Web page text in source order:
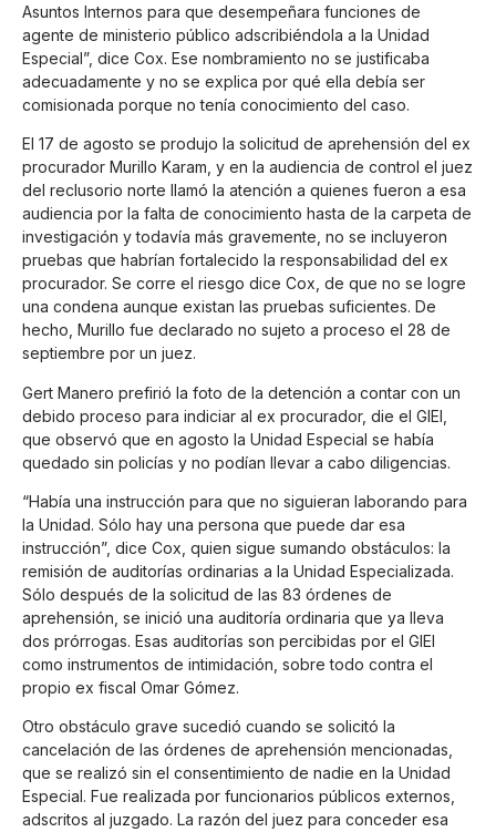
Asuntos Internos para que desempeñara funciones de
agente de ministerio público adscribiéndola a la Unidad
Especial”, dice Cox. Ese nombramiento no se justificaba
adecuadamente y no se explica por qué ella debía ser
comisionada porque no tenía conocimiento del caso.
El 17 de agosto se produjo la solicitud de aprehensión del ex
procurador Murillo Karam, y en la audiencia de control el juez
del reclusorio norte llamó la atención a quienes fueron a esa
audiencia por la falta de conocimiento hasta de la carpeta de
investigación y todavía más gravemente, no se incluyeron
pruebas que habrían fortalecido la responsabilidad del ex
procurador. Se corre el riesgo dice Cox, de que no se logre
una condena aunque existan las pruebas suficientes. De
hecho, Murillo fue declarado no sujeto a proceso el 28 de
septiembre por un juez.
Gert Manero prefirió la foto de la detención a contar con un
debido proceso para indiciar al ex procurador, die el GIEI,
que observó que en agosto la Unidad Especial se había
quedado sin policías y no podían llevar a cabo diligencias.
“Había una instrucción para que no siguieran laborando para
la Unidad. Sólo hay una persona que puede dar esa
instrucción”, dice Cox, quien sigue sumando obstáculos: la
remisión de auditorías ordinarias a la Unidad Especializada.
Sólo después de la solicitud de las 83 órdenes de
aprehensión, se inició una auditoría ordinaria que ya lleva
dos prórrogas. Esas auditorías son percibidas por el GIEI
como instrumentos de intimidación, sobre todo contra el
propio ex fiscal Omar Gómez.
Otro obstáculo grave sucedió cuando se solicitó la
cancelación de las órdenes de aprehensión mencionadas,
que se realizó sin el consentimiento de nadie en la Unidad
Especial. Fue realizada por funcionarios públicos externos,
adscritos al juzgado. La razón del juez para conceder esa